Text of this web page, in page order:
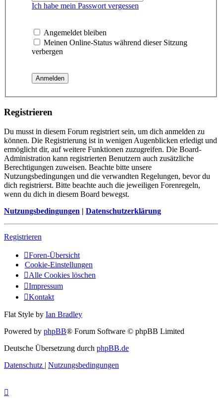
Ich habe mein Passwort vergessen
Angemeldet bleiben
Meinen Online-Status während dieser Sitzung
verbergen
Registrieren
Du musst in diesem Forum registriert sein, um dich anmelden zu
können. Die Registrierung ist in wenigen Augenblicken erledigt und
ermöglicht dir, auf weitere Funktionen zuzugreifen. Die Board-
Administration kann registrierten Benutzern auch zusätzliche
Berechtigungen zuweisen. Beachte bitte unsere
Nutzungsbedingungen und die verwandten Regelungen, bevor du
dich registrierst. Bitte beachte auch die jeweiligen Forenregeln,
wenn du dich in diesem Board bewegst.
Nutzungsbedingungen | Datenschutzerklärung
Registrieren
Foren-Übersicht
Cookie-Einstellungen
Alle Cookies löschen
Impressum
Kontakt
Flat Style by Ian Bradley
Powered by phpBB® Forum Software © phpBB Limited
Deutsche Übersetzung durch phpBB.de
Datenschutz | Nutzungsbedingungen